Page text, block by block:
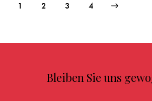
1 2 3 4
>
Bleiben Sie uns